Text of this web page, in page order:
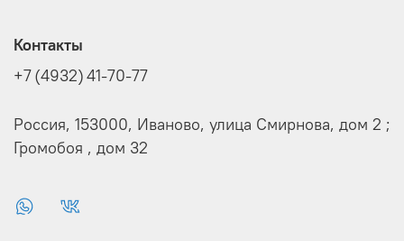
Контакты
+7 (4932) 41-70-77
Россия, 153000, Иваново, улица Смирнова, дом 2 ;
Громобоя , дом 32